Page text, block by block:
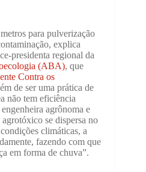
para pulverização
explica
presidenta regional da
(ABA), que
Contra os
de ser uma prática de
não tem eficiência
agrônoma e
se dispersa no
climáticas, a
fazendo com que
em forma de chuva”.